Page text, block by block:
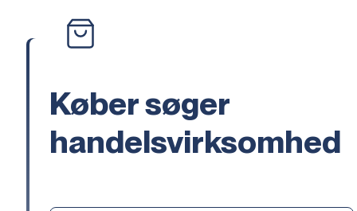
Køber søger
handelsvirksomhed